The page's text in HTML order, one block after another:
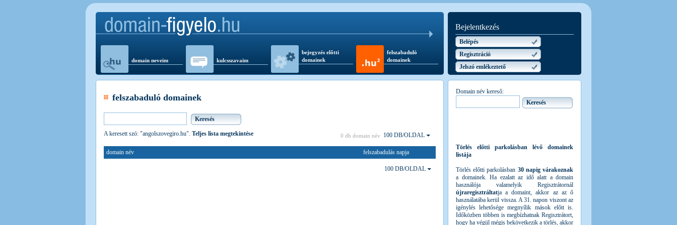
domain neveim kulcsszavaim
bejegyzés előtti
domainek
felszabaduló
domainek
Bejelentkezés
Belépés
Regisztráció
Jelszó emlékeztető
felszabaduló domainek
A keresett szó: "angolszovegiro.hu". Teljes lista megtekintése 0 db domain név 100 DB/OLDAL
domain név felszabadulás napja
100 DB/OLDAL
Domain név kereső:
Törlés előtti parkolásban lévő domainek
listája
Törlés előtti parkolásban 30 napig várakoznak
a domainek. Ha ezalatt az idő alatt a domain
használója valamelyik Regisztrátornál
újraregisztráltatja a domaint, akkor az az ő
használatába kerül vissza. A 31. napon viszont az
igénylés lehetősége megnyílik mások előtt is.
Időközben többen is megbízhatnak Regisztrátort,
hogy ha végül mégis bekövetkezik a törlés, akkor